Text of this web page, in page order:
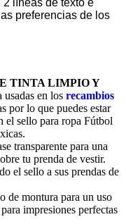
preferencias de los
TINTA LIMPIO Y
usadas en los recambios
por lo que puedes estar
el sello para ropa Fútbol
transparente para una
tu prenda de vestir.
el sello a sus prendas de
de montura para un uso
impresiones perfectas